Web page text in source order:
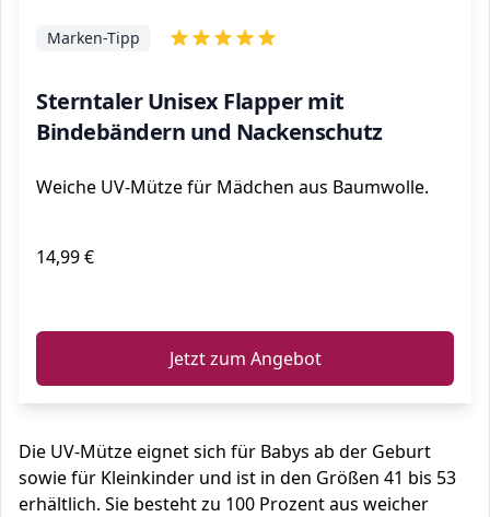
Sterntaler Unisex Flapper mit
Bindebändern und Nackenschutz
Marken-Tipp
Weiche UV-Mütze für Mädchen aus Baumwolle.
14,99 €
Jetzt zum Angebot
Die UV-Mütze eignet sich für Babys ab der Geburt
sowie für Kleinkinder und ist in den Größen 41 bis 53
erhältlich. Sie besteht zu 100 Prozent aus weicher